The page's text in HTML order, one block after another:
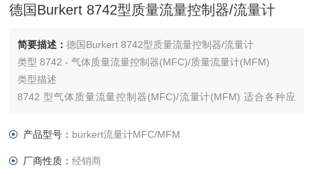
德国Burkert 8742型质量流量控制器/流量计
简要描述：德国Burkert 8742型质量流量控制器/流量计
类型 8742 - 气体质量流量控制器(MFC)/质量流量计(MFM)
类型描述
8742 型气体质量流量控制器(MFC)/流量计(MFM) 适合各种应
和包装机。8742 型提供两款选购：该版本具有不同的模拟和数
版本
产品型号： burkert流量计MFC/MFM
厂商性质：经销商